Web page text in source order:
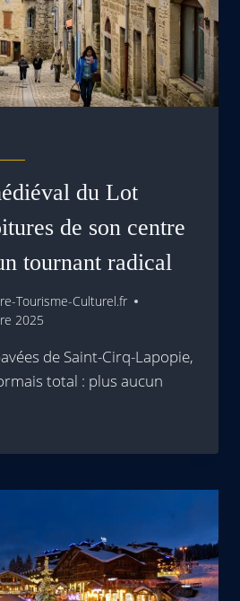
du Lot
de son centre
tournant radical
Tourisme-Culturel.fr
2025
de Saint-Cirq-Lapopie,
total : plus aucun